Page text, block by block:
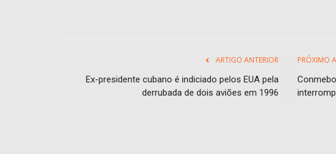
ARTIGO ANTERIOR
Ex-presidente cubano é indiciado pelos EUA pela
derrubada de dois aviões em 1996
PRÓXIMO